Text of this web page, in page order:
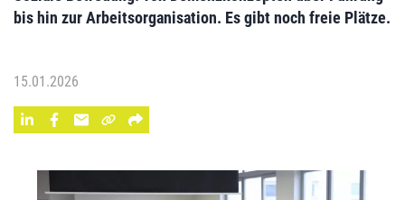
bis hin zur Arbeitsorganisation. Es gibt noch freie Plätze.
15.01.2026